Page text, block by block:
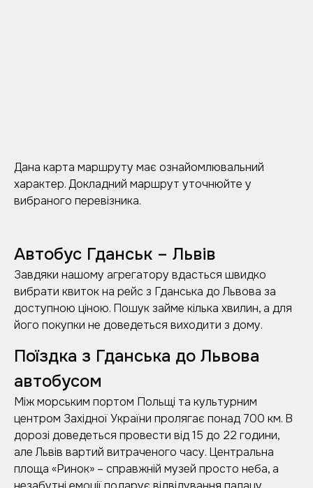
Дана карта маршруту має ознайомлювальний
характер. Докладний маршрут уточнюйте у
вибраного перевізника.
Автобус Гданськ – Львів
Завдяки нашому агрегатору вдасться швидко
вибрати квиток на рейс з Гданська до Львова за
доступною ціною. Пошук займе кілька хвилин, а для
його покупки не доведеться виходити з дому.
Поїздка з Гданська до Львова
автобусом
Між морським портом Польщі та культурним
центром Західної України пролягає понад 700 км. В
дорозі доведеться провести від 15 до 22 години,
але Львів вартий витраченого часу. Центральна
площа «Ринок» – справжній музей просто неба, а